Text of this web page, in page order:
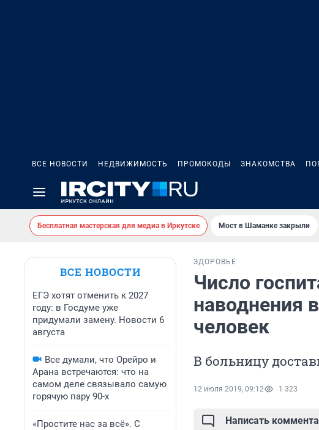
ВСЕ НОВОСТИ НЕДВИЖИМОСТЬ ПРОМОКОДЫ ЗНАКОМСТВА
Бесплатная мастерская для медиа в Иркутске Мост в Шаманке закрыли
ВСЕ НОВОСТИ
ЕГЭ хотят отменить к 2027
году: в Госдуме уже
придумали замену. Новости 6
августа
Все думали, что Орейро и
Арана встречаются: что на
самом деле связывало самую
горячую пару 90-х
«Простите нас за всё». С
ЗДОРОВЬЕ
Число
наводнения
человек
В больницу
12 июля 2019, 09:12 1 323
Написать